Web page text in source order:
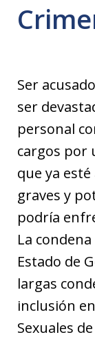
Ser
ser
personal
cargos por
que ya
graves y
podría
La
Estado de
largas
inclusión
Sexuales